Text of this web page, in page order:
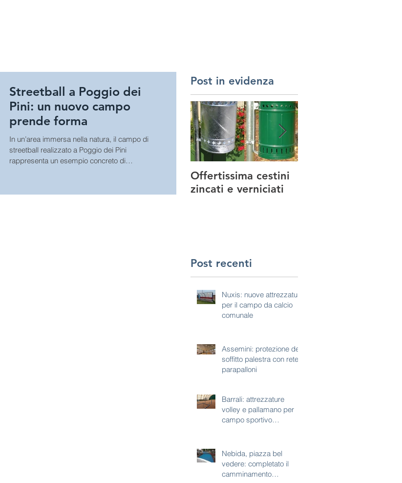
Streetball a Poggio dei
Pini: un nuovo campo
prende forma
In un’area immersa nella natura, il campo di
streetball realizzato a Poggio dei Pini
rappresenta un esempio concreto di
Post in evidenza
Offertissima cestini
zincati e verniciati
Post recenti
Nuxis: nuove attrezzature
per il campo da calcio
comunale
Assemini: protezione del
soffitto palestra con rete
parapalloni
Barrali: attrezzature
volley e pallamano per
campo sportivo
Nebida, piazza bel
vedere: completato il
camminamento